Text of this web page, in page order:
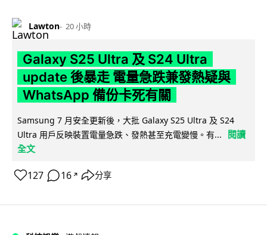
Lawton 20 小時
Galaxy S25 Ultra 及 S24 Ultra
update 後暴走 電量急跌兼發熱疑與
WhatsApp 備份卡死有關
Samsung 7 月安全更新後，大批 Galaxy S25 Ultra 及 S24
Ultra 用戶反映裝置電量急跌、發熱甚至充電變慢。有...
閱讀
全文
127 16 ↗ 分享